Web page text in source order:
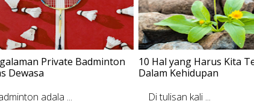
Private Badminton
Dewasa
adala ...
10 Hal yang Harus Kita
Dalam Kehidupan
Di tulisan kali ...